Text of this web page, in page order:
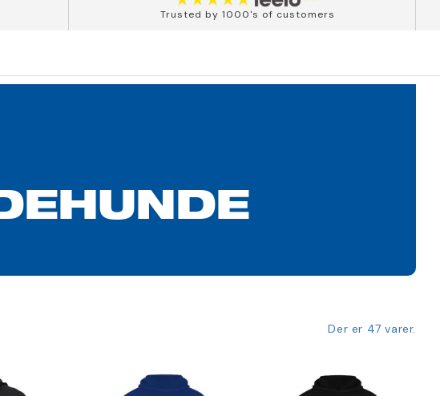
Trusted by 1000's of customers
Der er 47 varer.